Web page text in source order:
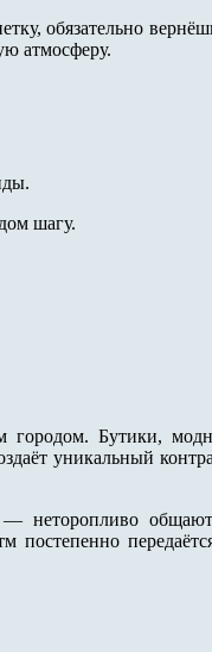
обязательно
атмосферу.
шагу.
городом. Бутики,
уникальный
неторопливо
постепенно